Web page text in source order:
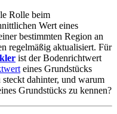
Rolle beim
Wert eines
bestimmten Region an
regelmäßig aktualisiert. Für
ist der Bodenrichtwert
eines Grundstücks
steckt dahinter, und warum
Grundstücks zu kennen?